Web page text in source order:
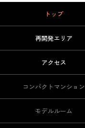
トップ
再開発エリア
アクセス
コンパクトマンション
モデルルーム